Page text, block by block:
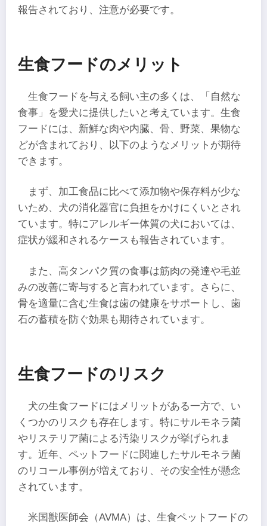
報告されており、注意が必要です。
生食フードのメリット
生食フードを与える飼い主の多くは、「自然な
食事」を愛犬に提供したいと考えています。生食
フードには、新鮮な肉や内臓、骨、野菜、果物な
どが含まれており、以下のようなメリットが期待
できます。
まず、加工食品に比べて添加物や保存料が少な
いため、犬の消化器官に負担をかけにくいとされ
ています。特にアレルギー体質の犬においては、
症状が緩和されるケースも報告されています。
また、高タンパク質の食事は筋肉の発達や毛並
みの改善に寄与すると言われています。さらに、
骨を適量に含む生食は歯の健康をサポートし、歯
石の蓄積を防ぐ効果も期待されています。
生食フードのリスク
犬の生食フードにはメリットがある一方で、い
くつかのリスクも存在します。特にサルモネラ菌
やリステリア菌による汚染リスクが挙げられま
す。近年、ペットフードに関連したサルモネラ菌
のリコール事例が増えており、その安全性が懸念
されています。
米国獣医師会（AVMA）は、生食ペットフードの